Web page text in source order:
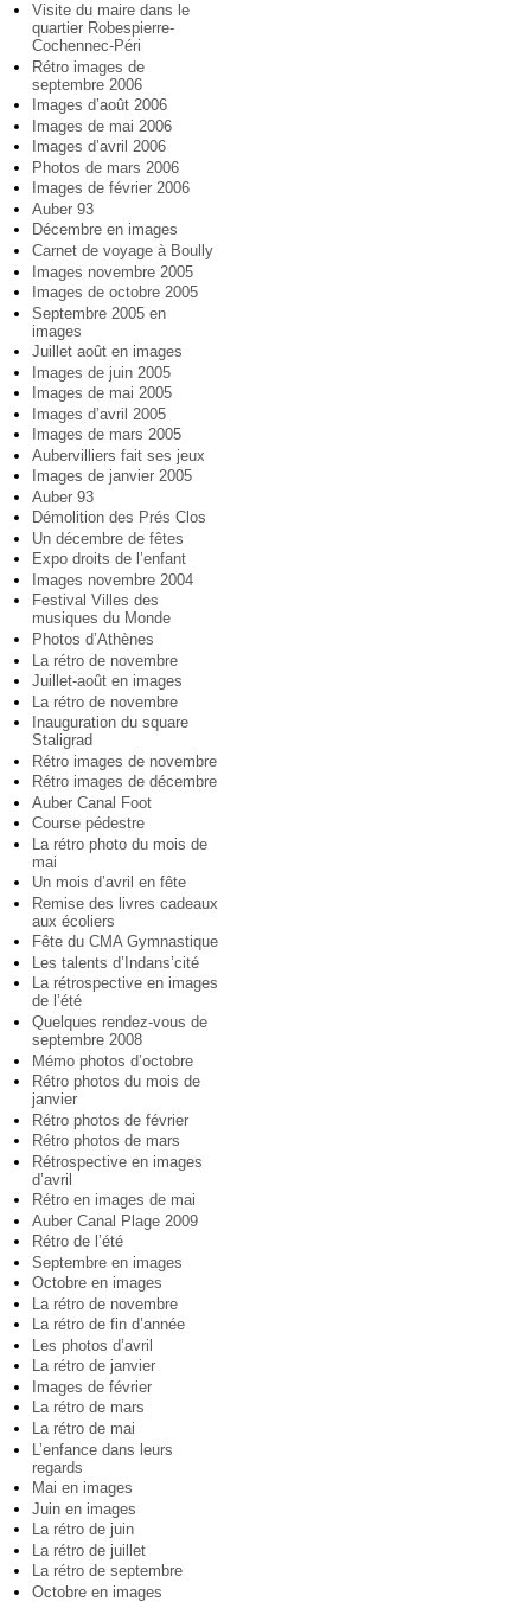
Visite du maire dans le
quartier Robespierre-
Cochennec-Péri
Rétro images de
septembre 2006
Images d’août 2006
Images de mai 2006
Images d’avril 2006
Photos de mars 2006
Images de février 2006
Auber 93
Décembre en images
Carnet de voyage à Boully
Images novembre 2005
Images de octobre 2005
Septembre 2005 en
images
Juillet août en images
Images de juin 2005
Images de mai 2005
Images d’avril 2005
Images de mars 2005
Aubervilliers fait ses jeux
Images de janvier 2005
Auber 93
Démolition des Prés Clos
Un décembre de fêtes
Expo droits de l’enfant
Images novembre 2004
Festival Villes des
musiques du Monde
Photos d’Athènes
La rétro de novembre
Juillet-août en images
La rétro de novembre
Inauguration du square
Staligrad
Rétro images de novembre
Rétro images de décembre
Auber Canal Foot
Course pédestre
La rétro photo du mois de
mai
Un mois d’avril en fête
Remise des livres cadeaux
aux écoliers
Fête du CMA Gymnastique
Les talents d’Indans’cité
La rétrospective en images
de l’été
Quelques rendez-vous de
septembre 2008
Mémo photos d’octobre
Rétro photos du mois de
janvier
Rétro photos de février
Rétro photos de mars
Rétrospective en images
d’avril
Rétro en images de mai
Auber Canal Plage 2009
Rétro de l’été
Septembre en images
Octobre en images
La rétro de novembre
La rétro de fin d’année
Les photos d’avril
La rétro de janvier
Images de février
La rétro de mars
La rétro de mai
L’enfance dans leurs
regards
Mai en images
Juin en images
La rétro de juin
La rétro de juillet
La rétro de septembre
Octobre en images